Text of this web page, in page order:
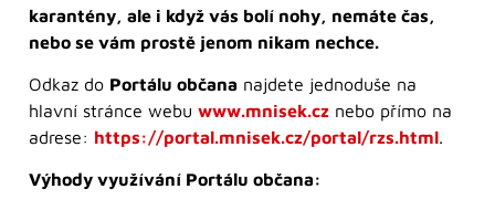
karantény, ale i když vás bolí nohy, nemáte čas,
nebo se vám prostě jenom nikam nechce.
Odkaz do Portálu občana najdete jednoduše na
hlavní stránce webu www.mnisek.cz nebo přímo na
adrese: https://portal.mnisek.cz/portal/rzs.html.
Výhody využívání Portálu občana: